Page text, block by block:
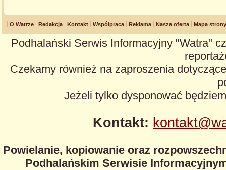
O Watrze Redakcja Kontakt Współpraca Reklama Nasza oferta Mapa strony
Podhalański Serwis Informacyjny "Watra"
Czekamy również na zaproszenia
Jeżeli tylko dysponować
Kontakt:
Powielanie, kopiowanie oraz
Podhalańskim Serwisie